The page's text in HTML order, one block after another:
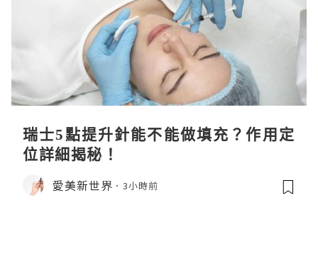
瑞士5點提升針能不能做填充？作用定
位詳細揭秘！
愛美新世界 3小時前